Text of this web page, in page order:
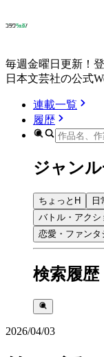
毎週金曜日更新！
日本文芸社の公式
連載一覧
履歴
ジャン
ちょっとH 日
バトル・アクシ
恋愛・ファンタ
検索履歴
2026/04/03